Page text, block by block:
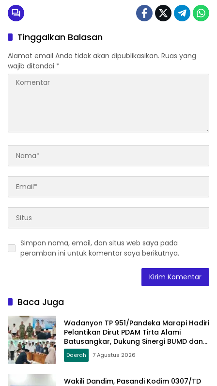
Tinggalkan Balasan
Alamat email Anda tidak akan dipublikasikan. Ruas yang
wajib ditandai *
Simpan nama, email, dan situs web saya pada
peramban ini untuk komentar saya berikutnya.
Baca Juga
Wadanyon TP 951/Pandeka Marapi Hadiri
Pelantikan Dirut PDAM Tirta Alami
Batusangkar, Dukung Sinergi BUMD dan
Keamanan Daerah
Daerah 7 Agustus 2026
Wakili Dandim, Pasandi Kodim 0307/TD